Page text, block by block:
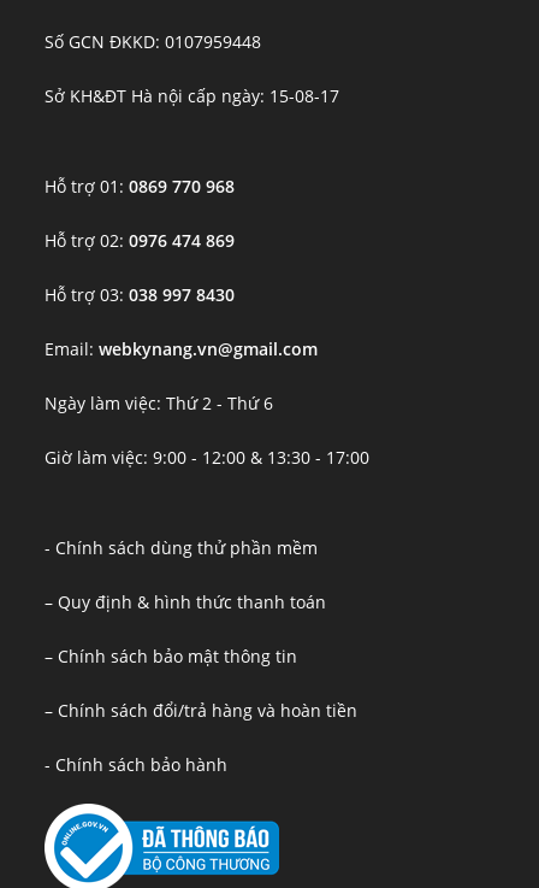
Số GCN ĐKKD: 0107959448
Sở KH&ĐT Hà nội cấp ngày: 15-08-17
Hỗ trợ 01:0869 770 968
Hỗ trợ 02:0976 474 869
Hỗ trợ 03:038 997 8430
Email:webkynang.vn@gmail.com
Ngày làm việc: Thứ 2 - Thứ 6
Giờ làm việc: 9:00 - 12:00 & 13:30 - 17:00
- Chính sách dùng thử phần mềm
– Quy định & hình thức thanh toán
– Chính sách bảo mật thông tin
– Chính sách đổi/trả hàng và hoàn tiền
- Chính sách bảo hành